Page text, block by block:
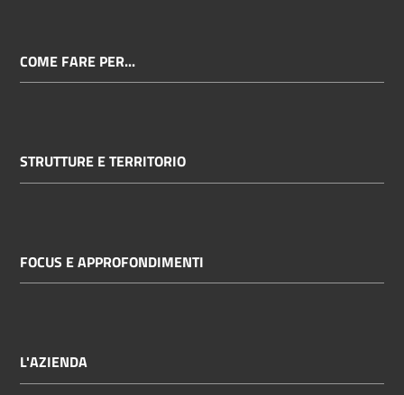
COME FARE PER...
STRUTTURE E TERRITORIO
FOCUS E APPROFONDIMENTI
L'AZIENDA